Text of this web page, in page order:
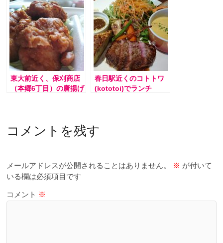
東大前近く、保刈商店
（本郷6丁目）の唐揚げ
春日駅近くのコトトワ
(kototoi)でランチ
コメントを残す
メールアドレスが公開されることはありません。 ※ が付いて
いる欄は必須項目です
コメント ※